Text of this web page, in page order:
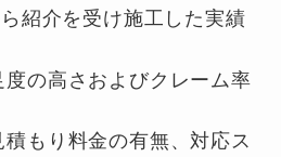
紹介を受け施工した実績
の高さおよびクレーム率
もり料金の有無、対応ス